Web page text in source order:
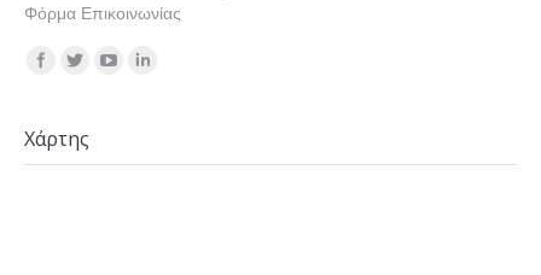
Φόρμα Επικοινωνίας
Find us on:
Χάρτης